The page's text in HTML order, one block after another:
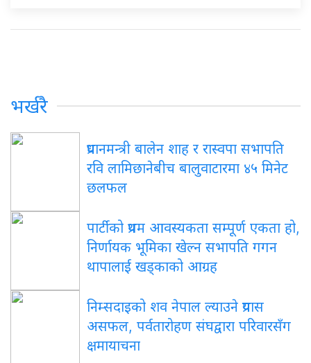
भर्खरै
प्रधानमन्त्री बालेन शाह र रास्वपा सभापति
रवि लामिछानेबीच बालुवाटारमा ४५ मिनेट
छलफल
पार्टीको प्रथम आवस्यकता सम्पूर्ण एकता हो,
निर्णायक भूमिका खेल्न सभापति गगन
थापालाई खड्काको आग्रह
निम्सदाइको शव नेपाल ल्याउने प्रयास
असफल, पर्वतारोहण संघद्वारा परिवारसँग
क्षमायाचना